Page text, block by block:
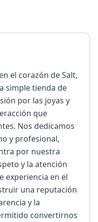
el corazón de Salt,
simple tienda de
por las joyas y
que
Nos dedicamos
y profesional,
por nuestra
y la atención
experiencia en el
una reputación
y la
convertirnos